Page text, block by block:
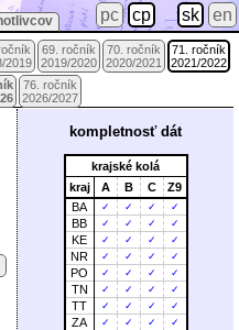
pc cp sk en
2019
69. ročník
2019/2020
70. ročník
2020/2021
71. ročník
2021/2022
76. ročník
2026/2027
kompletnosť dát
krajské kolá
kraj
A B C
Z9
BA
✓ ✓ ✓ ✓
BB ✓ ✓ ✓ ✓
KE ✓ ✓ ✓ ✓
NR ✓ ✓ ✓ ✓
PO ✓ ✓ ✓ ✓
TN ✓ ✓ ✓ ✓
TT ✓ ✓ ✓ ✓
ZA ✓ ✓ ✓ ✓